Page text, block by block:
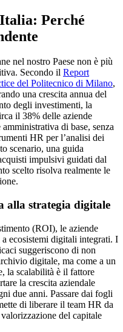
Perché
nel nostro Paese non è più
Secondo il Report
del Politecnico di Milano,
una crescita annua del
degli investimenti, la
il 38% delle aziende
di base, senza
HR per l’analisi dei
scenario, una guida
impulsivi guidati dal
scelto risolva realmente le
alla strategia digitale
(ROI), le aziende
ecosistemi digitali integrati. I
suggeriscono di non
digitale, ma come a un
la scalabilità è il fattore
la crescita aziendale
due anni. Passare dai fogli
di liberare il team HR da
del capitale